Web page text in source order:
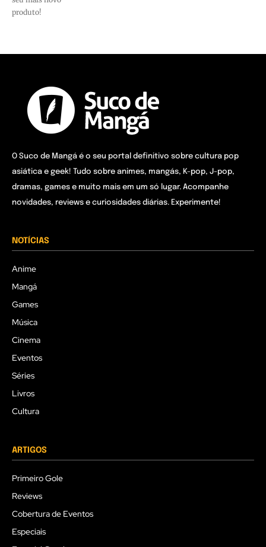
produto!
O Suco de Mangá é o seu portal definitivo sobre cultura pop
asiática e geek! Tudo sobre animes, mangás, K-pop, J-pop,
dramas, games e muito mais em um só lugar. Acompanhe
novidades, reviews e curiosidades diárias. Experimente!
NOTÍCIAS
Anime
Mangá
Games
Música
Cinema
Eventos
Séries
Livros
Cultura
ARTIGOS
Primeiro Gole
Reviews
Cobertura de Eventos
Especiais